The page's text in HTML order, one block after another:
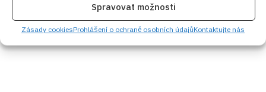
Spravovat možnosti
Zásady cookiesProhlášení o ochraně osobních údajůKontaktujte nás